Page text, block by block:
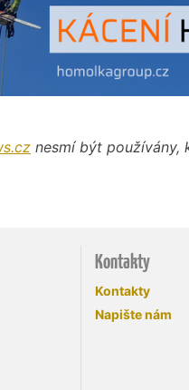
nesmí být používány,
Kontakty
Kontakty
Napište nám